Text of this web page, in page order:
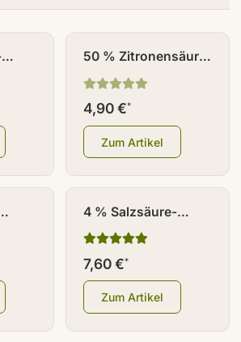
50 % Zitronensäure-
Lösung 50 ml
Braunglas
4,90 €*
Zum Artikel
4 % Salzsäure-
Lösung 100 ml HDPE
7,60 €*
Zum Artikel